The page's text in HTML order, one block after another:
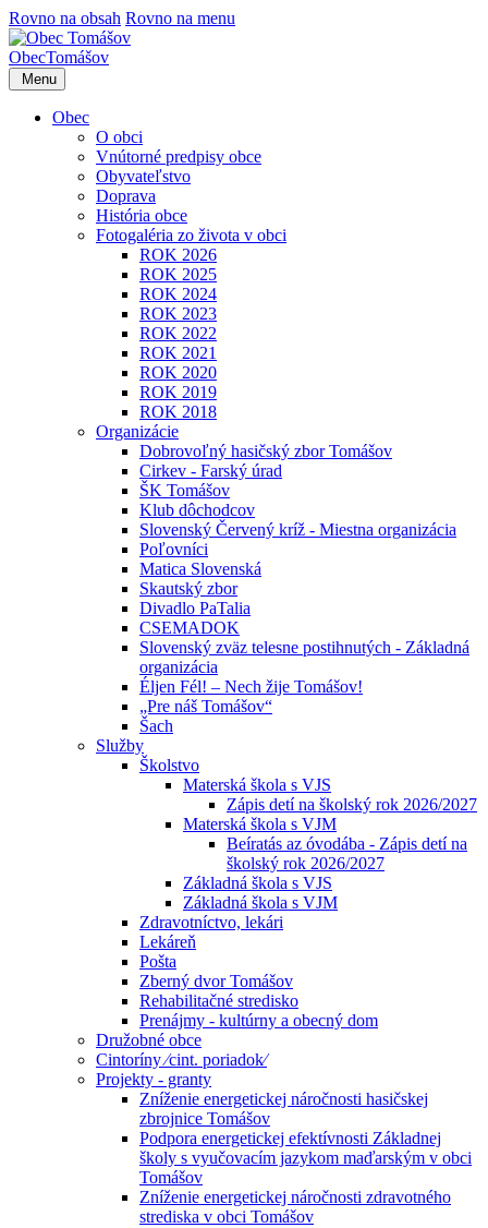
Rovno na obsah Rovno na menu
ObecTomášov
Menu
Obec
O obci
Vnútorné predpisy obce
Obyvateľstvo
Doprava
História obce
Fotogaléria zo života v obci
ROK 2026
ROK 2025
ROK 2024
ROK 2023
ROK 2022
ROK 2021
ROK 2020
ROK 2019
ROK 2018
Organizácie
Dobrovoľný hasičský zbor Tomášov
Cirkev - Farský úrad
ŠK Tomášov
Klub dôchodcov
Slovenský Červený kríž - Miestna organizácia
Poľovníci
Matica Slovenská
Skautský zbor
Divadlo PaTalia
CSEMADOK
Slovenský zväz telesne postihnutých - Základná
organizácia
Éljen Fél! – Nech žije Tomášov!
„Pre náš Tomášov“
Šach
Služby
Školstvo
Materská škola s VJS
Zápis detí na školský rok 2026/2027
Materská škola s VJM
Beíratás az óvodába - Zápis detí na
školský rok 2026/2027
Základná škola s VJS
Základná škola s VJM
Zdravotníctvo, lekári
Lekáreň
Pošta
Zberný dvor Tomášov
Rehabilitačné stredisko
Prenájmy - kultúrny a obecný dom
Družobné obce
Cintoríny ⁄cint. poriadok⁄
Projekty - granty
Zníženie energetickej náročnosti hasičskej
zbrojnice Tomášov
Podpora energetickej efektívnosti Základnej
školy s vyučovacím jazykom maďarským v obci
Tomášov
Zníženie energetickej náročnosti zdravotného
strediska v obci Tomášov